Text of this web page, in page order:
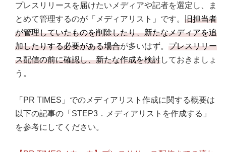
プレスリリースを届けたいメディアや記者を選定し、ま
とめて管理するのが「メディアリスト」です。 旧担当者
が管理していたものを削除したり、新たなメディアを追
加したりする必要がある場合が多いはず。 プレスリリー
ス配信の前に確認し、新たな作成を検討しておきましょ
う。
「PR TIMES」でのメディアリスト作成に関する概要は
以下の記事の「STEP3．メディアリストを作成する」
を参考にしてください。